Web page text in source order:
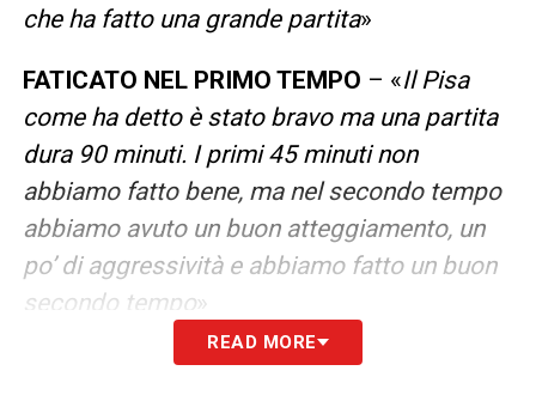
che ha fatto una grande partita»
FATICATO NEL PRIMO TEMPO – «Il Pisa
come ha detto è stato bravo ma una partita
dura 90 minuti. I primi 45 minuti non
abbiamo fatto bene, ma nel secondo tempo
abbiamo avuto un buon atteggiamento, un
po’ di aggressività e abbiamo fatto un buon
secondo tempo»
LEGGI LE PAROLE DI KALULU
READ MORE